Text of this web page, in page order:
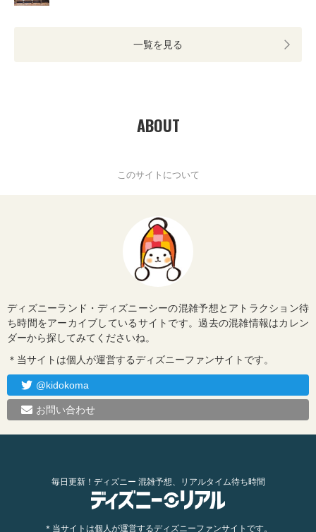
一覧を見る
ABOUT
このサイトについて
ディズニーランド・ディズニーシーの混雑予想とアトラクション待
ち時間をアーカイブしているサイトです。過去の混雑情報はカレン
ダーから探してみてくださいね。
＊当サイトは個人が運営するディズニーファンサイトです。
@kidokoma
お問い合わせ
毎日更新！ディズニー 混雑予想、リアルタイム待ち時間
＊当サイトは個人が運営するディズニーファンサイトです。